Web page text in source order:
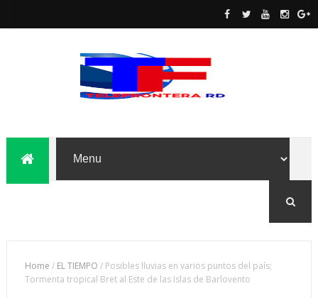
Home / EL TIEMPO / Posibles lluvias en varios puntos del país;
Tormenta tropical Bret al Este de las Islas de Barlovento